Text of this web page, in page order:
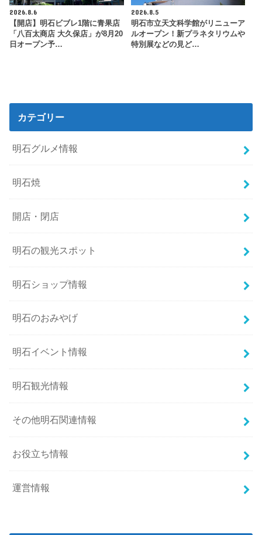
2026.8.6
【開店】明石ビブレ1階に青果店
「八百太商店 大久保店」が8月20
日オープン予…
2026.8.5
明石市立天文科学館がリニューア
ルオープン！新プラネタリウムや
特別展などの見ど…
カテゴリー
明石グルメ情報
明石焼
開店・閉店
明石の観光スポット
明石ショップ情報
明石のおみやげ
明石イベント情報
明石観光情報
その他明石関連情報
お役立ち情報
運営情報